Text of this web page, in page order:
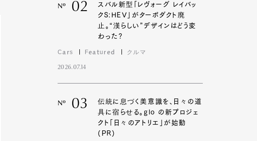
Nº 02
スバル新型「レヴォーグ レイバッ
クS:HEV」がターボダクト廃
止。“漢らしい”デザインはどう変
わった?
Cars Featured クルマ
2026.07.14
Nº 03
伝統に息づく美意識を、日々の道
具に宿らせる。glo の新プロジェ
クト「日々のアトリエ」が始動
(PR)